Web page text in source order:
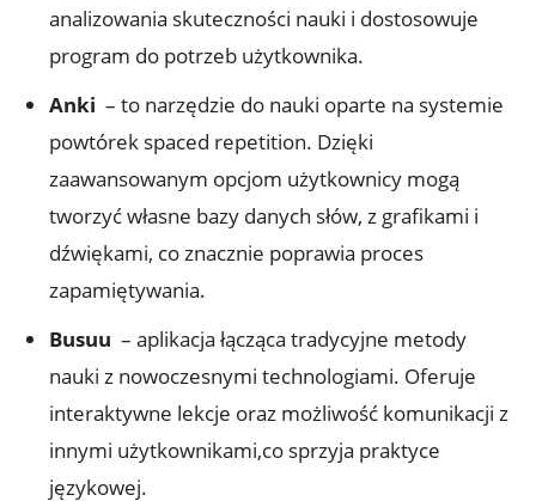
analizowania skuteczności nauki i dostosowuje
program do‍ potrzeb użytkownika.
Anki ⁢ – to narzędzie do ‌nauki oparte na systemie‍
powtórek spaced repetition. Dzięki‌
zaawansowanym opcjom użytkownicy mogą
tworzyć własne‍ bazy danych ⁤słów, z ⁤grafikami i
dźwiękami, co znacznie poprawia proces
zapamiętywania.
Busuu ⁣ – aplikacja ‍łącząca tradycyjne⁤ metody
⁣nauki ‌z nowoczesnymi⁢ technologiami. Oferuje
⁢interaktywne⁤ lekcje oraz⁣ możliwość komunikacji⁣ z
⁢innymi użytkownikami,co sprzyja praktyce
językowej.